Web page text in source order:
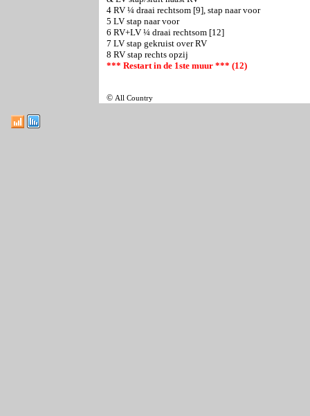
4 RV ¼ draai rechtsom [9], stap naar voor
5 LV stap naar voor
6 RV+LV ¼ draai rechtsom [12]
7 LV stap gekruist over RV
8 RV stap rechts opzij
*** Restart in de 1ste muur *** (12)
© All Country